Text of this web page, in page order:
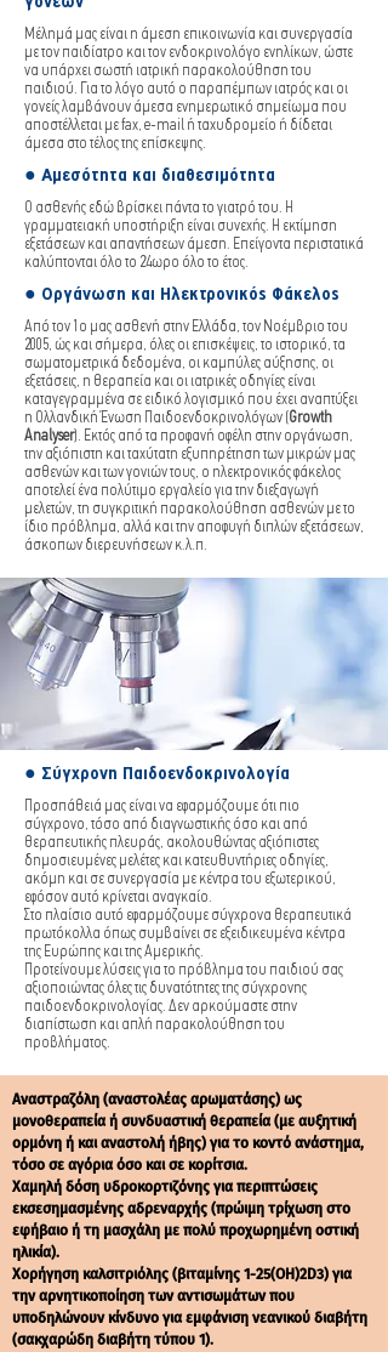
Μέλημά μας είναι η άμεση επικοινωνία και συνεργασία
με τον παιδίατρο και τον ενδοκρινολόγο ενηλίκων, ώστε
να υπάρχει σωστή ιατρική παρακολούθηση του
παιδιού. Για το λόγο αυτό ο παραπέμπων ιατρός και οι
γονείς λαμβάνουν άμεσα ενημερωτικό σημείωμα που
αποστέλλεται με fax, e-mail ή ταχυδρομείο ή δίδεται
άμεσα στο τέλος της επίσκεψης.
● Αμεσότητα και διαθεσιμότητα
Ο ασθενής εδώ βρίσκει πάντα το γιατρό του. Η
γραμματειακή υποστήριξη είναι συνεχής. Η εκτίμηση
εξετάσεων και απαντήσεων άμεση. Επείγοντα περιστατικά
καλύπτονται όλο το 24ωρο όλο το έτος.
● Οργάνωση και Ηλεκτρονικός Φάκελος
Από τον 1ο μας ασθενή στην Ελλάδα, τον Νοέμβριο του
2005, ώς και σήμερα, όλες οι επισκέψεις, το ιστορικό, τα
σωματομετρικά δεδομένα, οι καμπύλες αύξησης, οι
εξετάσεις, η θεραπεία και οι ιατρικές οδηγίες είναι
καταγεγραμμένα σε ειδικό λογισμικό που έχει αναπτύξει
η Ολλανδική Ένωση Παιδοενδοκρινολόγων ( Growth
Analyser). Εκτός από τα προφανή οφέλη στην οργάνωση,
την αξιόπιστη και ταχύτατη εξυπηρέτηση των μικρών μας
ασθενών και των γονιών τους, ο ηλεκτρονικός φάκελος
αποτελεί ένα πολύτιμο εργαλείο για την διεξαγωγή
μελετών, τη συγκριτική παρακολούθηση ασθενών με το
ίδιο πρόβλημα, αλλά και την αποφυγή διπλών εξετάσεων,
άσκοπων διερευνήσεων κ.λ.π.
● Σύγχρονη Παιδοενδοκρινολογία
Προσπάθειά μας είναι να εφαρμόζουμε ότι πιο
σύγχρονο, τόσο από διαγνωστικής όσο και από
θεραπευτικής πλευράς, ακολουθώντας αξιόπιστες
δημοσιευμένες μελέτες και κατευθυντήριες οδηγίες,
ακόμη και σε συνεργασία με κέντρα του εξωτερικού,
εφόσον αυτό κρίνεται αναγκαίο.
Στο πλαίσιο αυτό εφαρμόζουμε σύγχρονα θεραπευτικά
πρωτόκολλα όπως συμβαίνει σε εξειδικευμένα κέντρα
της Ευρώπης και της Αμερικής.
Προτείνουμε λύσεις για το πρόβλημα του παιδιού σας
αξιοποιώντας όλες τις δυνατότητες της σύγχρονης
παιδοενδοκρινολογίας. Δεν αρκούμαστε στην
διαπίστωση και απλή παρακολούθηση του
προβλήματος.
Αναστραζόλη (αναστολέας αρωματάσης) ως
μονοθεραπεία ή συνδυαστική θεραπεία (με αυξητική
ορμόνη ή και αναστολή ήβης) για το κοντό ανάστημα,
τόσο σε αγόρια όσο και σε κορίτσια.
Χαμηλή δόση υδροκορτιζόνης για περιπτώσεις
εκσεσημασμένης αδρεναρχής (πρώιμη τρίχωση στο
εφήβαιο ή τη μασχάλη με πολύ προχωρημένη οστική
ηλικία).
Χορήγηση καλσιτριόλης (βιταμίνης 1-25(ΟΗ)2D3) για
την αρνητικοποίηση των αντισωμάτων που
υποδηλώνουν κίνδυνο για εμφάνιση νεανικού διαβήτη
(σακχαρώδη διαβήτη τύπου 1).